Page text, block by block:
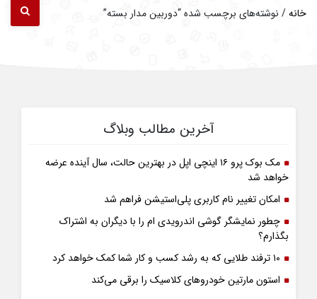
خانه/ نوشته‌های برچسب شده “دوربین مدار بسته”
آخرین مطالب وبلاگ
مک بوک پرو ۱۶ اینچی اپل در بهترین حالت، سال آینده عرضه
خواهد شد
امکان تغییر نام کاربری پلی‌استیشن فراهم شد
چطور نمایشگر گوشی اندرویدی ام را با دیگران به اشتراک
بگذارم؟
۱۰ ترفند طلایی که به رشد کسب و کار شما کمک خواهد کرد
استون مارتین خودروهای کلاسیک را برقی می‌کند